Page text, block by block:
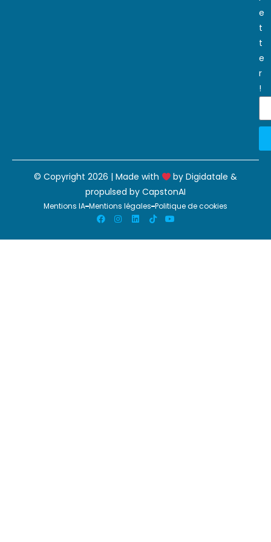
e
t
t
e
r
!
© Copyright 2026 | Made with byDigidatale &
propulsed by CapstonAI
Mentions IA Mentions légales Politique de cookies